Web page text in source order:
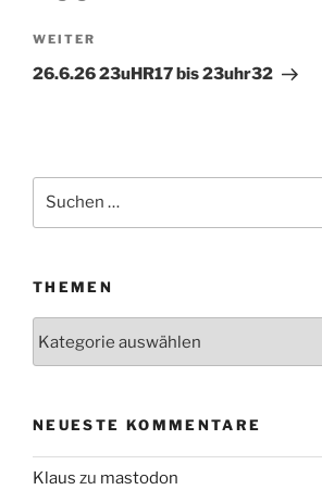
Nächster
Beitrag
WEITER
26.6.26 23uHR17 bis 23uhr32
Suchen
THEMEN
NEUESTE KOMMENTARE
Klaus zu mastodon